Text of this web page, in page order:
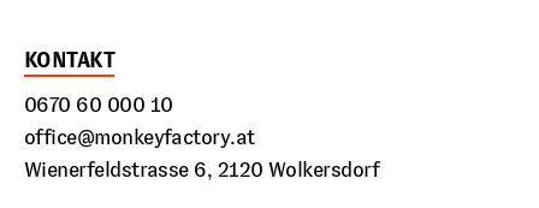
KONTAKT
0670 60 000 10
office@monkeyfactory.at
Wienerfeldstrasse 6, 2120 Wolkersdorf